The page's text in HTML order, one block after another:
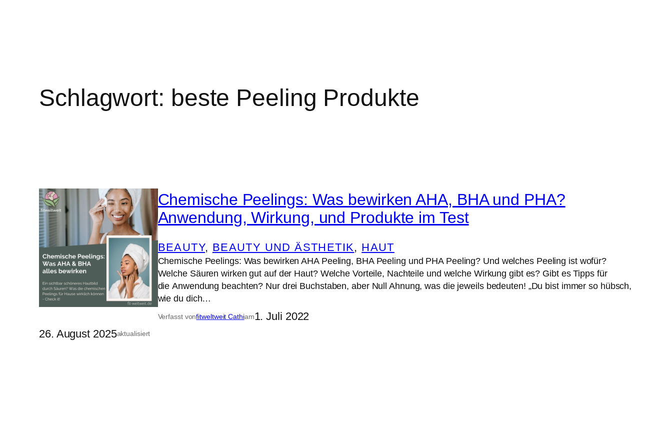
Schlagwort: beste Peeling Produkte
26. August 2025aktualisiert
Chemische Peelings: Was bewirken AHA, BHA und PHA?
Anwendung, Wirkung, und Produkte im Test
BEAUTY, BEAUTY UND ÄSTHETIK, HAUT
Chemische Peelings: Was bewirken AHA Peeling, BHA Peeling und PHA Peeling? Und welches Peeling ist wofür?
Welche Säuren wirken gut auf der Haut? Welche Vorteile, Nachteile und welche Wirkung gibt es? Gibt es Tipps für
die Anwendung beachten? Nur drei Buchstaben, aber Null Ahnung, was die jeweils bedeuten! „Du bist immer so hübsch,
wie du dich…
Verfasst vonfitweltweit Cathiam1. Juli 2022